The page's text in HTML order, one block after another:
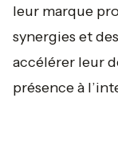
leur marque
synergies et
accélérer leur
présence à